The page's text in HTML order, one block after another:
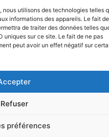
nous utilisons des technologies telles
informations des appareils. Le fait de
de traiter des données telles
uniques sur ce site. Le fait de ne pas
peut avoir un effet négatif sur
Refuser
préférences
Instagram
Facebook
©